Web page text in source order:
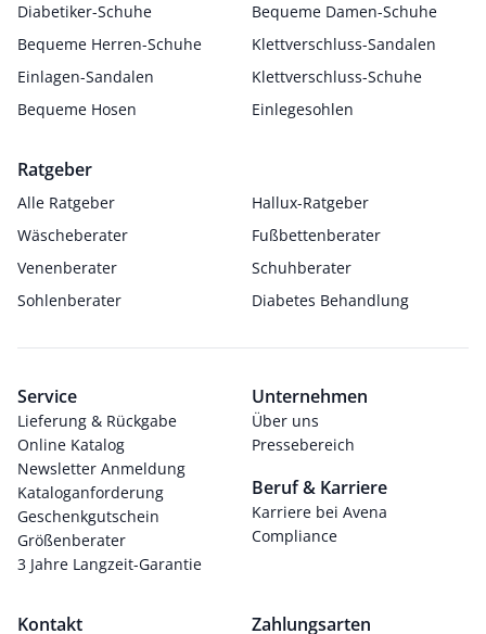
Diabetiker-Schuhe
Bequeme Damen-Schuhe
Bequeme Herren-Schuhe
Klettverschluss-Sandalen
Einlagen-Sandalen
Klettverschluss-Schuhe
Bequeme Hosen
Einlegesohlen
Ratgeber
Alle Ratgeber
Hallux-Ratgeber
Wäscheberater
Fußbettenberater
Venenberater
Schuhberater
Sohlenberater
Diabetes Behandlung
Service
Lieferung & Rückgabe
Online Katalog
Newsletter Anmeldung
Kataloganforderung
Geschenkgutschein
Größenberater
3 Jahre Langzeit-Garantie
Unternehmen
Über uns
Pressebereich
Beruf & Karriere
Karriere bei Avena
Compliance
Kontakt Zahlungsarten